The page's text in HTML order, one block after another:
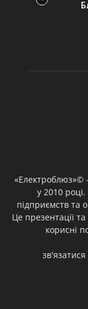
«Електроблюз»©
у 2010 році.
підприємств та
Це презентації
корисні